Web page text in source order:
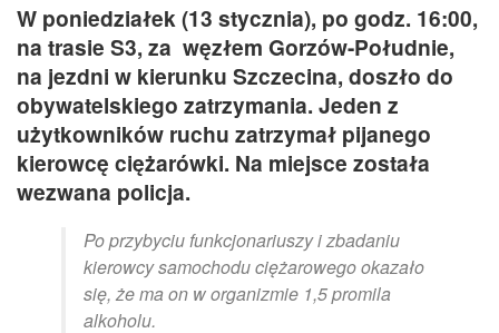
W poniedziałek (13 stycznia), po godz. 16:00,
na trasie S3, za węzłem Gorzów-Południe,
na jezdni w kierunku Szczecina, doszło do
obywatelskiego zatrzymania. Jeden z
użytkowników ruchu zatrzymał pijanego
kierowcę ciężarówki. Na miejsce została
wezwana policja.
Po przybyciu funkcjonariuszy i zbadaniu
kierowcy samochodu ciężarowego okazało
się, że ma on w organizmie 1,5 promila
alkoholu.